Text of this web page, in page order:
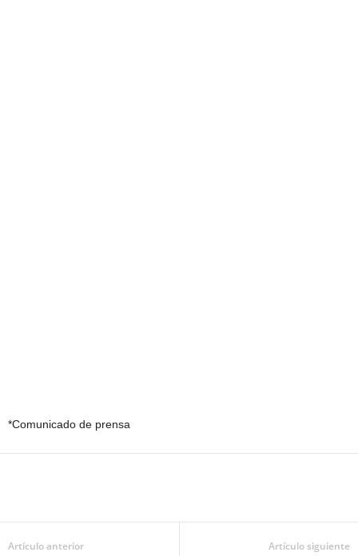
*Comunicado de prensa
Artículo anterior Artículo siguiente